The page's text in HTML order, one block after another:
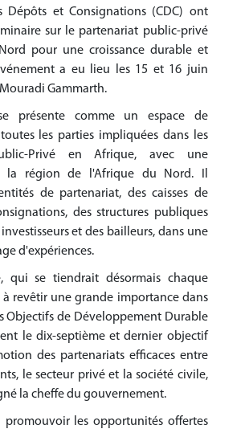
Dépôts et Consignations (CDC) ont
sur le partenariat public-privé
pour une croissance durable et
a eu lieu les 15 et 16 juin
Gammarth.
présente comme un espace de
les parties impliquées dans les
Privé en Afrique, avec une
la région de l'Afrique du Nord. Il
de partenariat, des caisses de
des structures publiques
et des bailleurs, dans une
d'expériences.
qui se tiendrait désormais chaque
revêtir une grande importance dans
Objectifs de Développement Durable
le dix-septième et dernier objectif
des partenariats efficaces entre
le secteur privé et la société civile,
la cheffe du gouvernement.
promouvoir les opportunités offertes